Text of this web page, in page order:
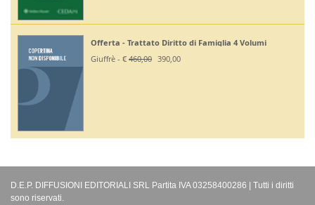
Offerta - Trattato Diritto di Famiglia 4 Volumi
Giuffrè - € 460,00 390,00
D.E.P. DIFFUSIONI EDITORIALI SRL Partita IVA 03258400286 | Tutti i diritti
sono riservati.